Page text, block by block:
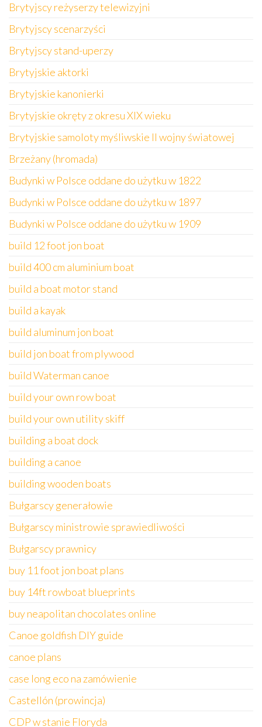
Brytyjscy reżyserzy telewizyjni
Brytyjscy scenarzyści
Brytyjscy stand-uperzy
Brytyjskie aktorki
Brytyjskie kanonierki
Brytyjskie okręty z okresu XIX wieku
Brytyjskie samoloty myśliwskie II wojny światowej
Brzeżany (hromada)
Budynki w Polsce oddane do użytku w 1822
Budynki w Polsce oddane do użytku w 1897
Budynki w Polsce oddane do użytku w 1909
build 12 foot jon boat
build 400 cm aluminium boat
build a boat motor stand
build a kayak
build aluminum jon boat
build jon boat from plywood
build Waterman canoe
build your own row boat
build your own utility skiff
building a boat dock
building a canoe
building wooden boats
Bułgarscy generałowie
Bułgarscy ministrowie sprawiedliwości
Bułgarscy prawnicy
buy 11 foot jon boat plans
buy 14ft rowboat blueprints
buy neapolitan chocolates online
Canoe goldfish DIY guide
canoe plans
case long eco na zamówienie
Castellón (prowincja)
CDP w stanie Floryda